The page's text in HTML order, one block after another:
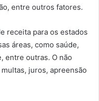
entre outros fatores.
receita para os estados
áreas, como saúde,
entre outras. O não
juros, apreensão